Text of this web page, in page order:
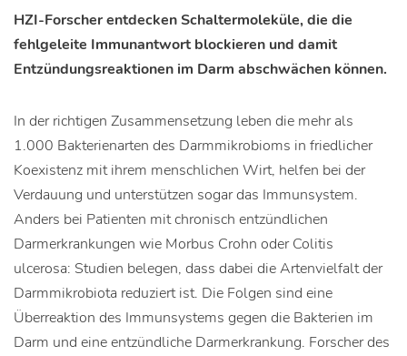
HZI-Forscher entdecken Schaltermoleküle, die die
fehlgeleite Immunantwort blockieren und damit
Entzündungsreaktionen im Darm abschwächen können.
In der richtigen Zusammensetzung leben die mehr als
1.000 Bakterienarten des Darmmikrobioms in friedlicher
Koexistenz mit ihrem menschlichen Wirt, helfen bei der
Verdauung und unterstützen sogar das Immunsystem.
Anders bei Patienten mit chronisch entzündlichen
Darmerkrankungen wie Morbus Crohn oder Colitis
ulcerosa: Studien belegen, dass dabei die Artenvielfalt der
Darmmikrobiota reduziert ist. Die Folgen sind eine
Überreaktion des Immunsystems gegen die Bakterien im
Darm und eine entzündliche Darmerkrankung. Forscher des